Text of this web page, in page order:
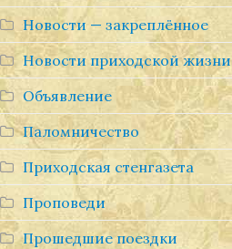
Новости — закреплённое
Новости приходской жизни
Объявление
Паломничество
Приходская стенгазета
Проповеди
Прошедшие поездки